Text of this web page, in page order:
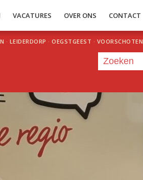
VACATURES OVER ONS CONTACT
· LEIDERDORP · OEGSTGEEST · VOORSCHOTEN